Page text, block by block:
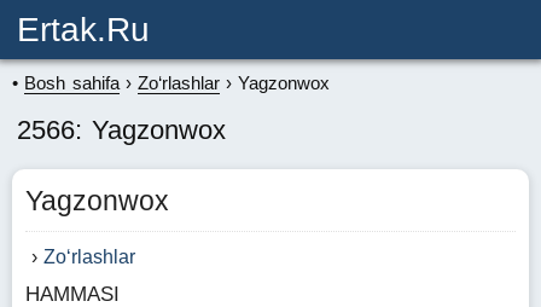
Ertak.ru
Bosh sahifa Zo‘rlashlar Yagzonwox
2566: Yagzonwox
Yagzonwox
Zo‘rlashlar
HAMMASI